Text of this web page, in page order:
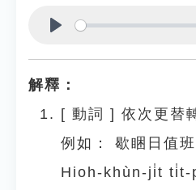
解釋：
[ 動詞 ] 依次更替
例如：
歇睏日值班
Hioh-khùn-ji̍t ti̍t-